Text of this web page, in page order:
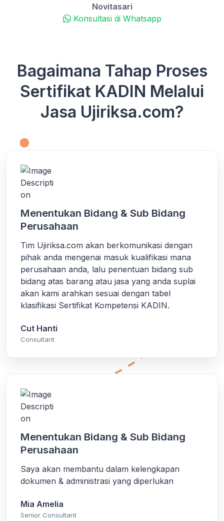
Novitasari
Konsultasi di Whatsapp
Bagaimana Tahap Proses
Sertifikat KADIN Melalui
Jasa Ujiriksa.com?
Menentukan Bidang & Sub Bidang
Perusahaan
Tim Ujiriksa.com akan berkomunikasi dengan
pihak anda mengenai masuk kualifikasi mana
perusahaan anda, lalu penentuan bidang sub
bidang atas barang atau jasa yang anda suplai
akan kami arahkan sesuai dengan tabel
klasifikasi Sertifikat Kompetensi KADIN.
Cut Hanti
Consultant
Menentukan Bidang & Sub Bidang
Perusahaan
Saya akan membantu dalam kelengkapan
dokumen & administrasi yang diperlukan
Mia Amelia
Senior Consultant